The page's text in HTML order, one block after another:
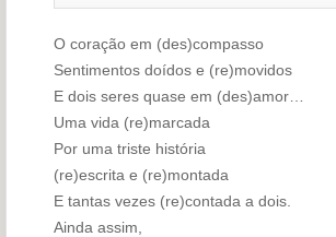
O coração em (des)compasso
Sentimentos doídos e (re)movidos
E dois seres quase em (des)amor…
Uma vida (re)marcada
Por uma triste história
(re)escrita e (re)montada
E tantas vezes (re)contada a dois.
Ainda assim,